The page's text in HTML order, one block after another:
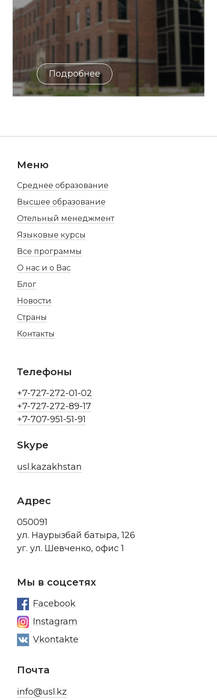
Подробнее
Мы в соцсетях
Facebook
Instagram
Vkontakte
Почта
info@usl.kz
Адрес
050091
ул. Наурызбай батыра, 126
уг. ул. Шевченко, офис 1
Телефоны
+7-727-272-01-02
+7-727-272-89-17
+7-707-951-51-91
Skype
usl.kazakhstan
Меню
Среднее образование
Высшее образование
Отельный менеджмент
Языковые курсы
Все программы
О нас и о Вас
Блог
Новости
Страны
Контакты